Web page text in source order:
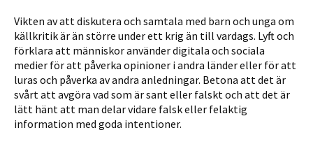
Vikten av att diskutera och samtala med barn och unga om
källkritik är än större under ett krig än till vardags. Lyft och
förklara att människor använder digitala och sociala
medier för att påverka opinioner i andra länder eller för att
luras och påverka av andra anledningar. Betona att det är
svårt att avgöra vad som är sant eller falskt och att det är
lätt hänt att man delar vidare falsk eller felaktig
information med goda intentioner.